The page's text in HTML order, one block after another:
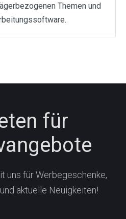
Themen und
für
uns für Werbegeschenke,
aktuelle Neuigkeiten!